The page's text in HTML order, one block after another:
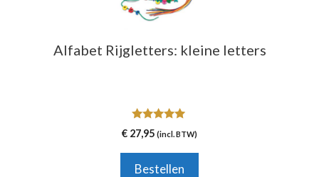
Alfabet Rijgletters: kleine letters
5.00
van 5
€ 27,95 (incl. BTW)
Bestellen